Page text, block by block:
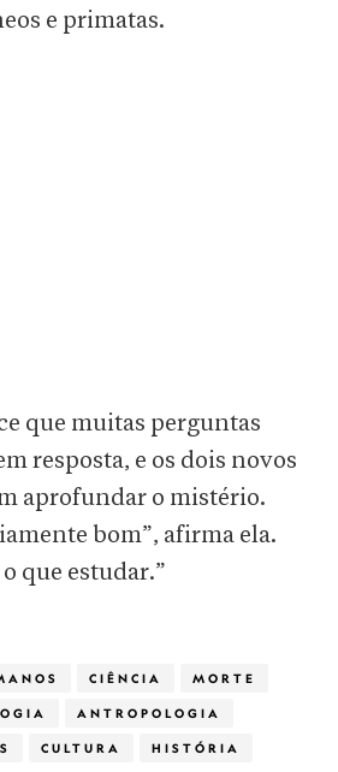
e primatas.
que muitas perguntas
resposta, e os dois novos
aprofundar o mistério.
bom”, afirma ela.
que estudar.”
CIÊNCIA MORTE
ANTROPOLOGIA
CULTURA HISTÓRIA